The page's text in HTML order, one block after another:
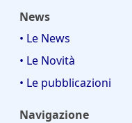
News
• Le News
• Le Novità
• Le pubblicazioni
Navigazione